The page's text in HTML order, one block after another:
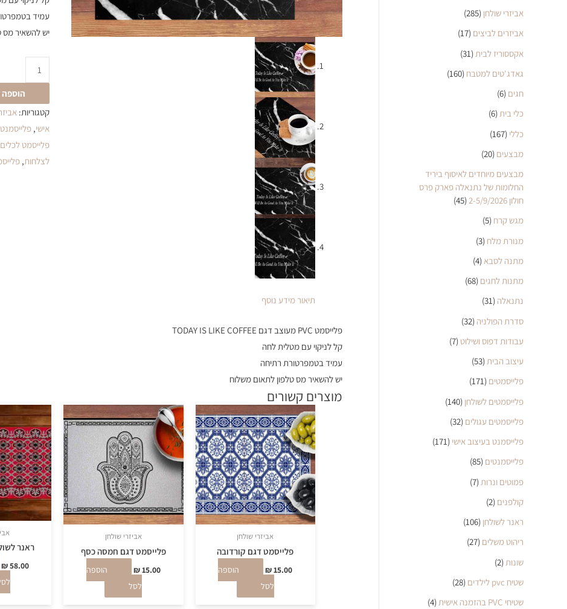
אביזרי שולחן (285)
אביזרים לביצים (17)
אקססוריז לבית (31)
גאדג'טים למטבח (160)
חגים (6)
כלי בית(6)
כללי (167)
מבצעים (20)
מבצעים מיוחדים לאיסוף ביריד
החלומות של נתנאלה פארק פרס
חולון 2-5/9/2026
(45)
מגש קרח (5)
מנורת מלח (3)
מתנה לסבא (4)
מתנות לחגים (68)
נתנאלה (31)
סדרת הפולניה (32)
עבודות דפוס ושילוט (7)
עיצוב הבית(53)
פלייסמטים (171)
פלייסמטים לשולחן (140)
פלייסמטים עגולים (32)
פלייסמנט בעיצוב אישי (171)
פלייסמנטים (85)
פמוטים ונרות (7)
קולפנים (2)
ראנר לשולחן (106)
ריהוט משלים (27)
שונות (2)
שטיח pvc לילדים
(28)
שטיחי PVC בהזמנה אישית
(4)
עמיד
יש להשאיר מס
קטגוריות:
אישי,
פלייסמט
לצלחות,
תיאורמידע נוסף
פלייסמט PVC מעוצב דגם TODAY IS LIKE COFFEE
קל לניקוי עם מטלית לחה
עמיד בטמפרטורת רתיחה
יש להשאיר מס טלפון לתאום משלוח
מוצרים קשורים
אביזרי שולחן
פלייסמט דגם קורדובה
₪15.00
הוספה
לסל
אביזרי שולחן
פלייסמט דגם חמסה כסף
₪15.00
הוספה
לסל
ראנר
₪58.00